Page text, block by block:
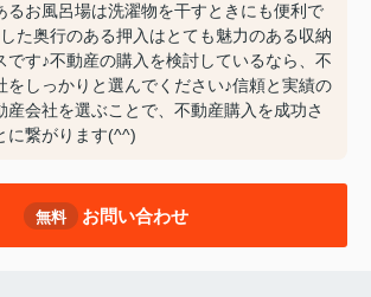
るお風呂場は洗濯物を干すときにも便利で
た奥行のある押入はとても魅力のある収納
です♪不動産の購入を検討しているなら、不
をしっかりと選んでください♪信頼と実績の
産会社を選ぶことで、不動産購入を成功さ
に繋がります(^^)
無料 お問い合わせ